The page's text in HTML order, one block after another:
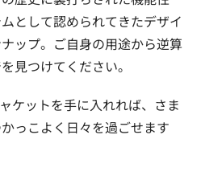
として認められてきたデザイ
ップ。ご自身の用途から逆算
見つけてください。
ケットを手に入れれば、さま
っこよく日々を過ごせます